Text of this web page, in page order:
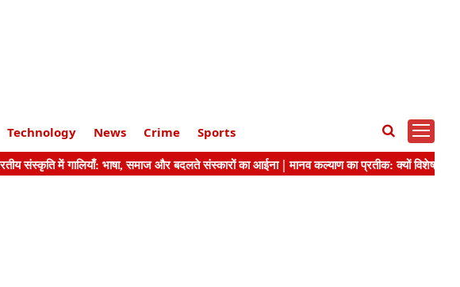
Technology News Crime Sports